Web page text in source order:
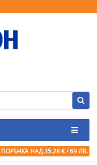
НАД 35.28 € / 69 ЛВ.